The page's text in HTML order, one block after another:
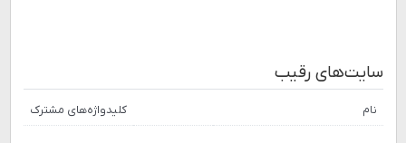
سایت‌های رقیب
نام کلیدواژه‌های مشترک